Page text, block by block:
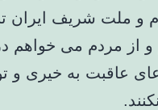
و ملت شریف ایران
از مردم می خواهم
عاقبت به خیری و